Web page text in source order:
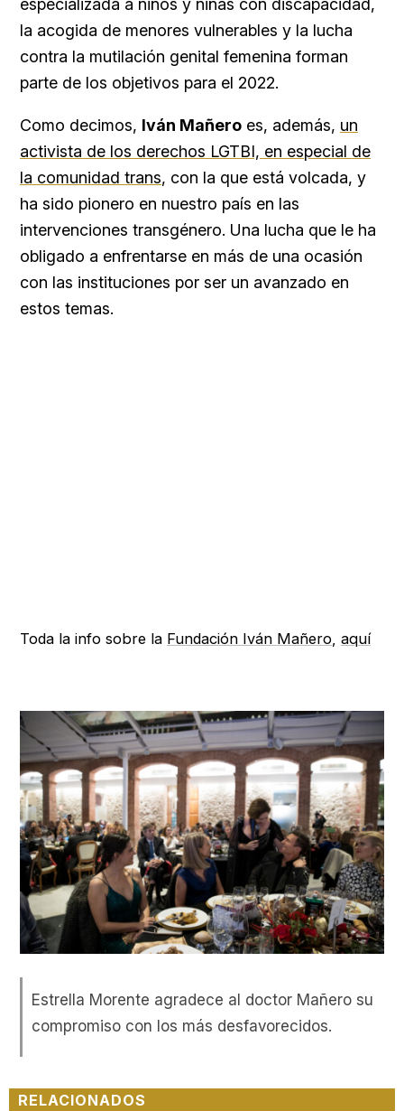
especializada a niños y niñas con discapacidad,
la acogida de menores vulnerables y la lucha
contra la mutilación genital femenina forman
parte de los objetivos para el 2022.
Como decimos, Iván Mañero es, además, un
activista de los derechos LGTBI, en especial de
la comunidad trans, con la que está volcada, y
ha sido pionero en nuestro país en las
intervenciones transgénero. Una lucha que le ha
obligado a enfrentarse en más de una ocasión
con las instituciones por ser un avanzado en
estos temas.
Toda la info sobre la Fundación Iván Mañero aquí
Estrella Morente agradece al doctor Mañero su
compromiso con los más desfavorecidos.
RELACIONADOS